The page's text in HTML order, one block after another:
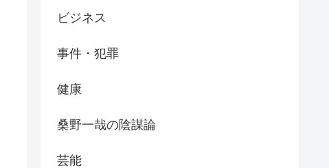
ビジネス
事件・犯罪
健康
桑野一哉の陰謀論
芸能